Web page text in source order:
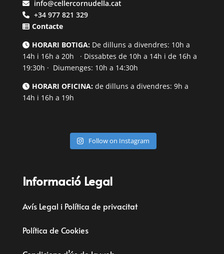
info@cellercornudella.cat
+34 977 821 329
Contacte
HORARI BOTIGA:De dilluns a divendres: 10h a
14h i 16h a 20h · Dissabtes de 10h a 14h i de 16h a
19:30h · Diumenges: 10h a 14:30h
HORARI OFICINA:de dilluns a divendres: 9h a
14h i 16h a 19h
Follow on Instagram
Informació Legal
Avís Legal i Política de privacitat
Política de Cookies